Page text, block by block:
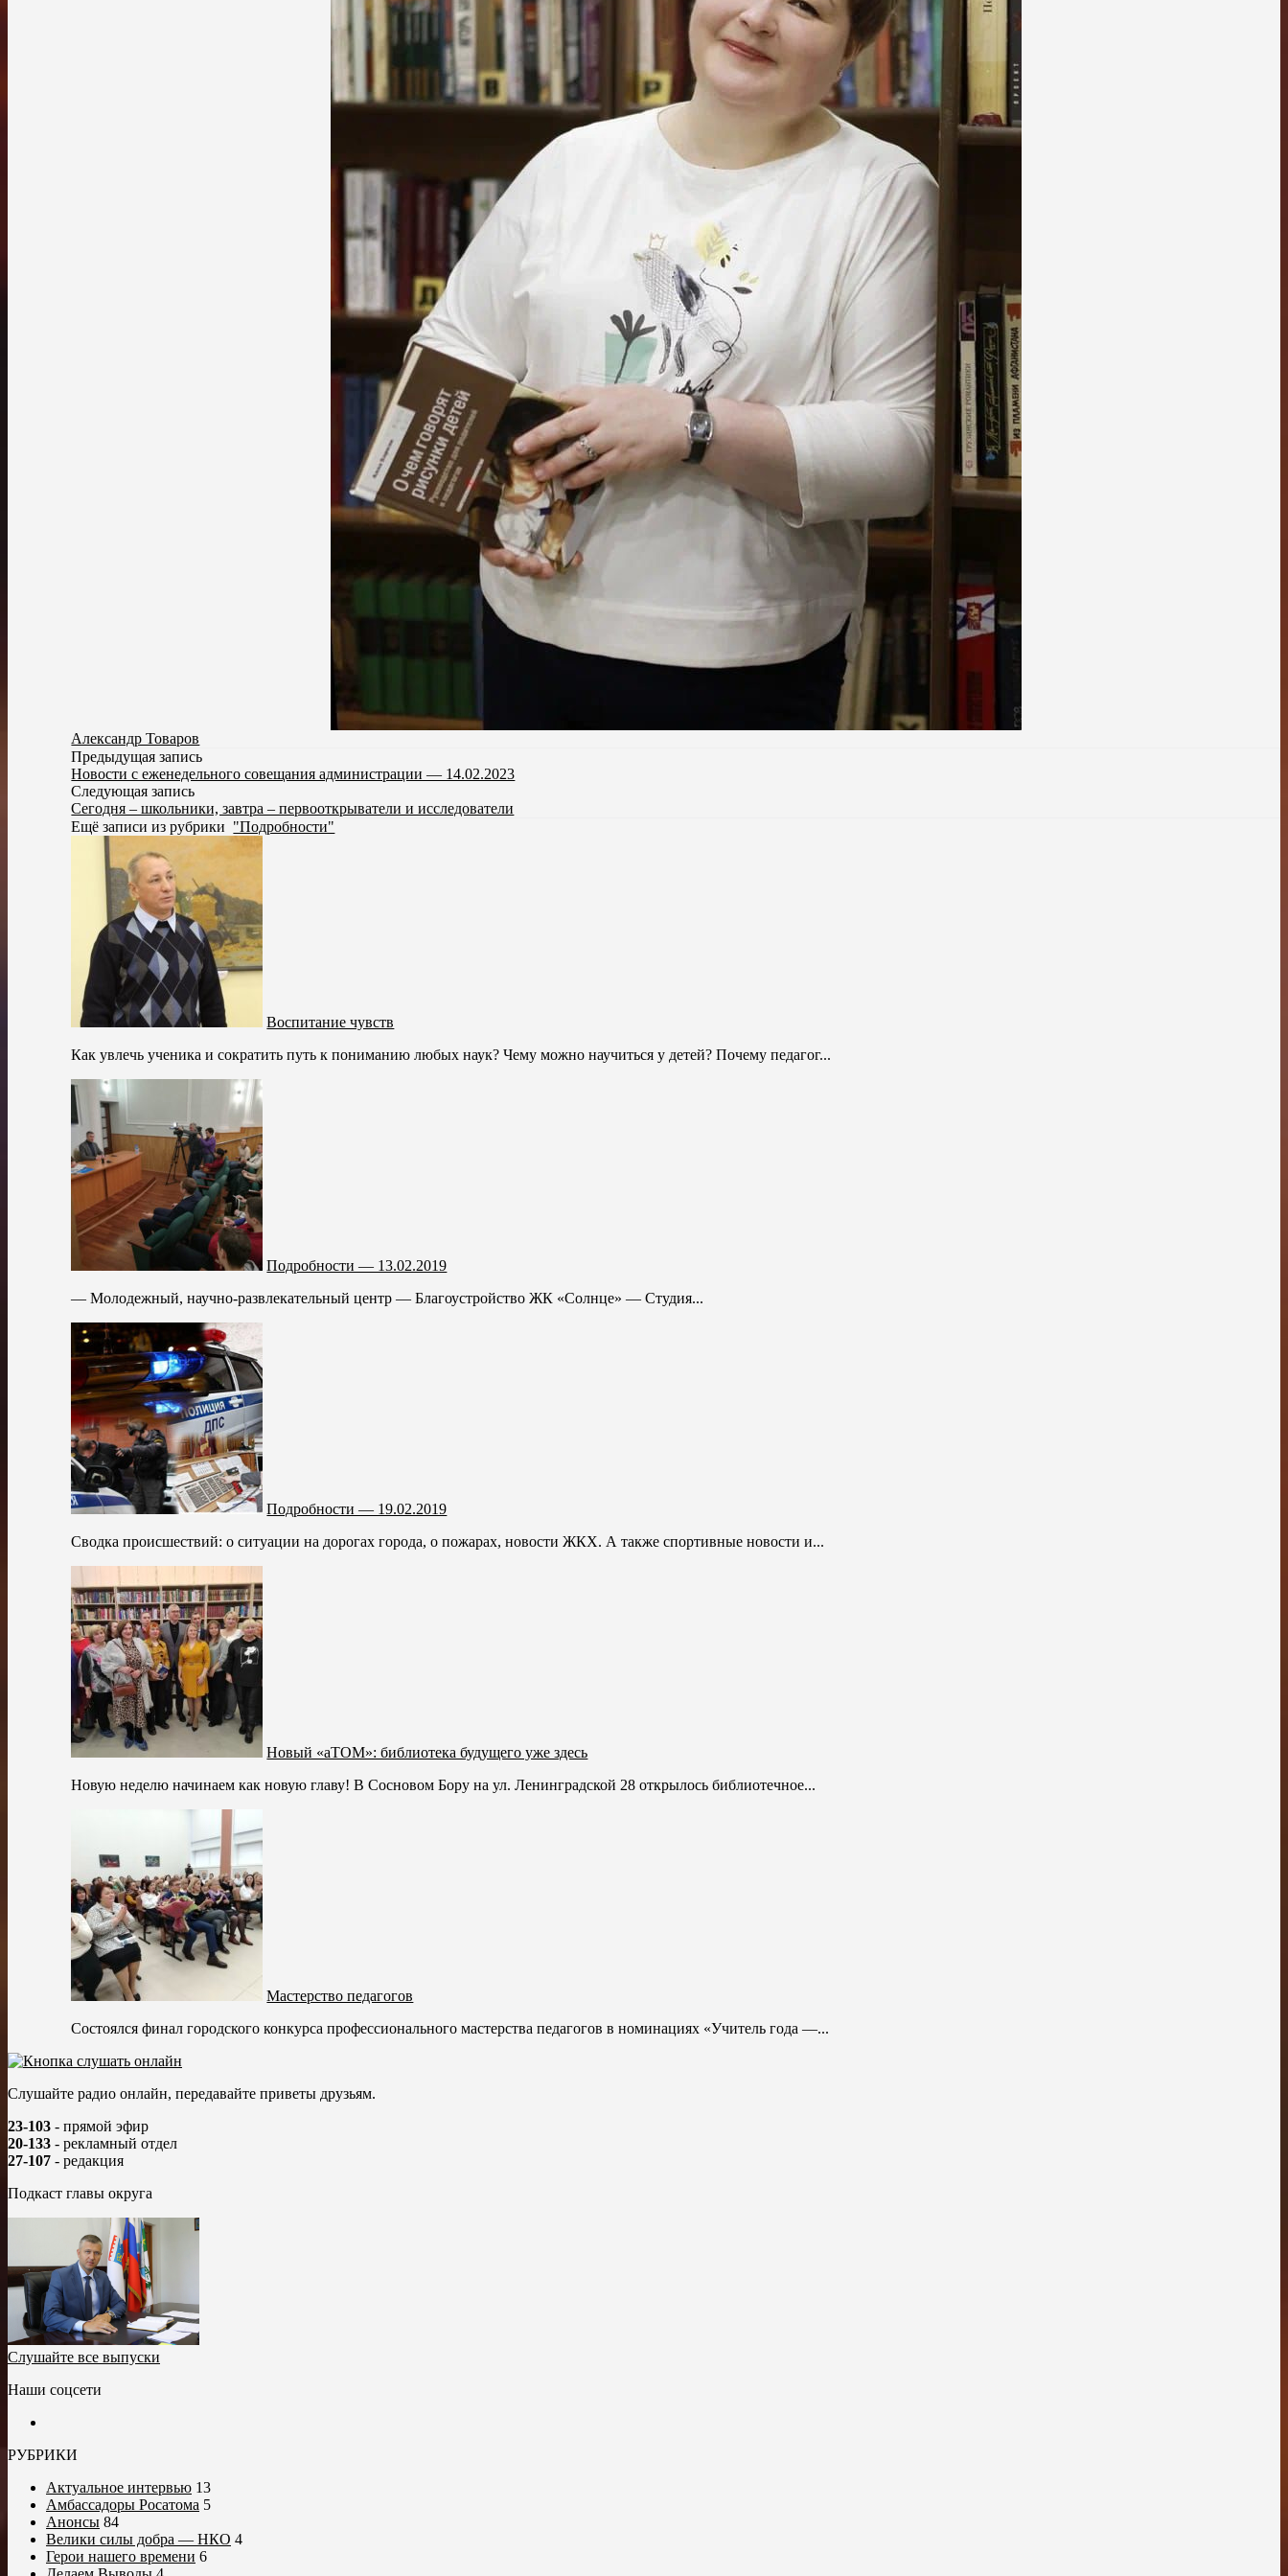
Александр Товаров
Предыдущая запись
Новости с еженедельного совещания администрации — 14.02.2023
Следующая запись
Сегодня – школьники, завтра – первооткрыватели и исследователи
Ещё записи из рубрики "Подробности"
Воспитание чувств
Как увлечь ученика и сократить путь к пониманию любых наук? Чему можно научиться у детей? Почему педагог...
Подробности — 13.02.2019
— Молодежный, научно-развлекательный центр — Благоустройство ЖК «Солнце» — Студия...
Подробности — 19.02.2019
Сводка происшествий: о ситуации на дорогах города, о пожарах, новости ЖКХ. А также спортивные новости и...
Новый «аТОМ»: библиотека будущего уже здесь
Новую неделю начинаем как новую главу! В Сосновом Бору на ул. Ленинградской 28 открылось библиотечное...
Мастерство педагогов
Состоялся финал городского конкурса профессионального мастерства педагогов в номинациях «Учитель года —...
Слушайте радио онлайн, передавайте приветы друзьям.
23-103 - прямой эфир
20-133 - рекламный отдел
27-107 - редакция
Подкаст главы округа
Слушайте все выпуски
Наши соцсети
РУБРИКИ
Актуальное интервью 13
Амбассадоры Росатома 5
Анонсы 84
Велики силы добра — НКО 4
Герои нашего времени 6